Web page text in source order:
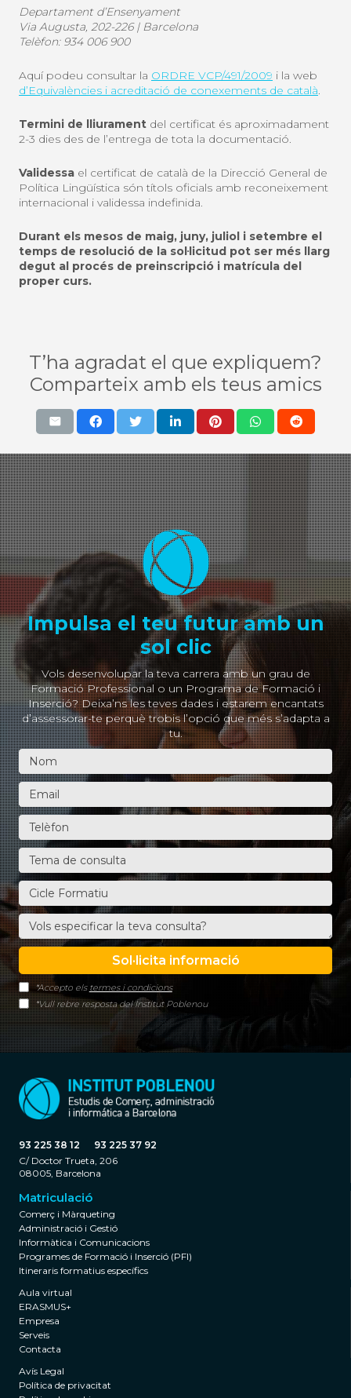
Departament d’Ensenyament
Via Augusta, 202-226 | Barcelona
Telèfon: 934 006 900
Aquí podeu consultar la ORDRE VCP/491/2009 i la web
d’Equivalències i acreditació de conexements de català.
Termini de lliurament del certificat és aproximadament
2-3 dies des de l’entrega de tota la documentació.
Validessa el certificat de català de la Direcció General de
Política Lingüística són títols oficials amb reconeixement
internacional i validessa indefinida.
Durant els mesos de maig, juny, juliol i setembre el
temps de resolució de la sol·licitud pot ser més llarg
degut al procés de preinscripció i matrícula del
proper curs.
T’ha agradat el que expliquem?
Comparteix amb els teus amics
Impulsa el teu futur amb un
sol clic
Vols desenvolupar la teva carrera amb un grau de
Formació Professional o un Programa de Formació i
Inserció? Deixa’ns les teves dades i estarem encantats
d’assessorar-te perquè trobis l’opció que més s’adapta a
tu.
*Accepto els termes i condicions
*Vull rebre resposta del Institut Poblenou
93 225 38 12
93 225 37 92
C/ Doctor Trueta, 206
08005, Barcelona
Matriculació
Comerç i Màrqueting
Administració i Gestió
Informàtica i Comunicacions
Programes de Formació i Inserció (PFI)
Itineraris formatius específics
Aula virtual
ERASMUS+
Empresa
Serveis
Contacta
Avís Legal
Política de privacitat